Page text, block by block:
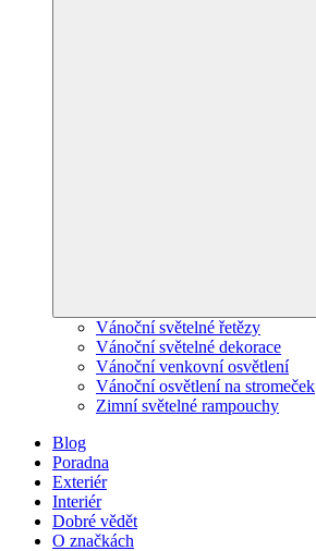
Vánoční světelné řetězy
Vánoční světelné dekorace
Vánoční venkovní osvětlení
Vánoční osvětlení na stromeček
Zimní světelné rampouchy
Blog
Poradna
Exteriér
Interiér
Dobré vědět
O značkách